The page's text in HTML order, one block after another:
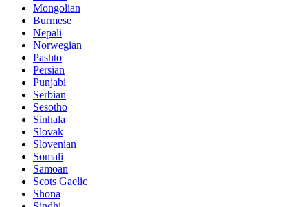
Mongolian
Burmese
Nepali
Norwegian
Pashto
Persian
Punjabi
Serbian
Sesotho
Sinhala
Slovak
Slovenian
Somali
Samoan
Scots Gaelic
Shona